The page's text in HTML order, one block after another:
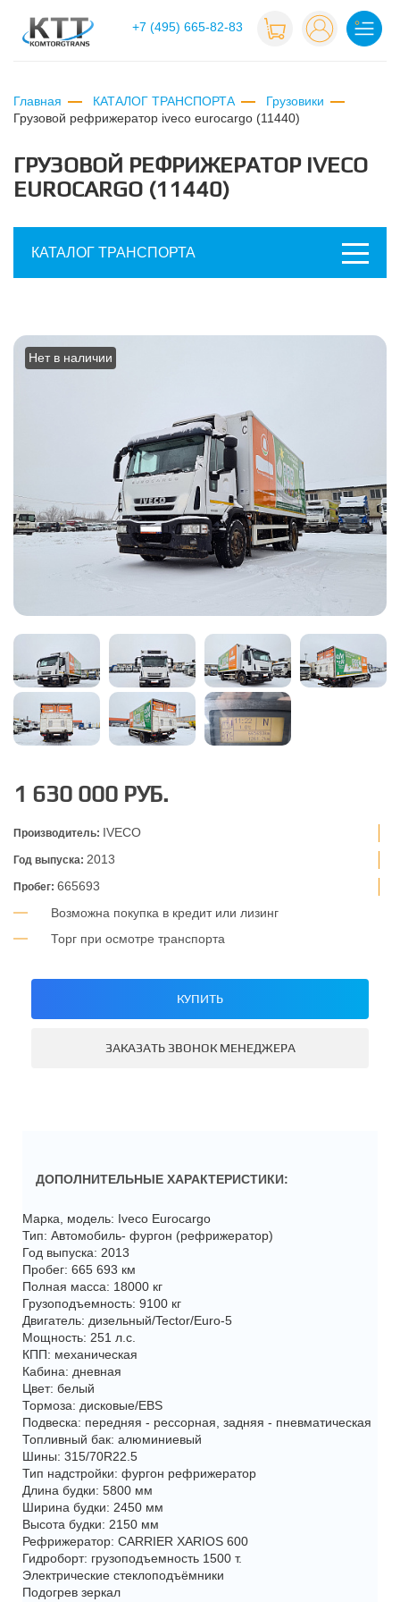
+7 (495) 665-82-83
Главная КАТАЛОГ ТРАНСПОРТА
Грузовики
грузовой рефрижератор iveco eurocargo (11440)
ГРУЗОВОЙ РЕФРИЖЕРАТОР IVECO
EUROCARGO (11440)
КАТАЛОГ ТРАНСПОРТА
Нет в наличии
1 630 000 РУБ.
Производитель: IVECO
Год выпуска: 2013
Пробег: 665693
Возможна покупка в кредит или лизинг
Торг при осмотре транспорта
КУПИТЬ
ЗАКАЗАТЬ ЗВОНОК МЕНЕДЖЕРА
ДОПОЛНИТЕЛЬНЫЕ ХАРАКТЕРИСТИКИ:
Марка, модель: Iveco Eurocargo
Тип: Автомобиль- фургон (рефрижератор)
Год выпуска: 2013
Пробег: 665 693 км
Полная масса: 18000 кг
Грузоподъемность: 9100 кг
Двигатель: дизельный/Tector/Euro-5
Мощность: 251 л.с.
КПП: механическая
Кабина: дневная
Цвет: белый
Тормоза: дисковые/EBS
Подвеска: передняя - рессорная, задняя - пневматическая
Топливный бак: алюминиевый
Шины: 315/70R22.5
Тип надстройки: фургон рефрижератор
Длина будки: 5800 мм
Ширина будки: 2450 мм
Высота будки: 2150 мм
Рефрижератор: CARRIER XARIOS 600
Гидроборт: грузоподъемность 1500 т.
Электрические стеклоподъёмники
Подогрев зеркал